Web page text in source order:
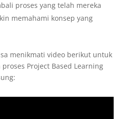
proses yang telah mereka
memahami konsep yang
menikmati video berikut untuk
Project Based Learning